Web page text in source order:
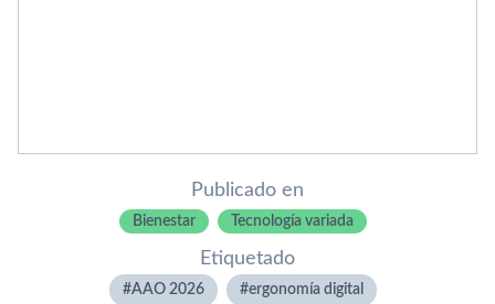
Publicado en
Bienestar Tecnología variada
Etiquetado
AAO 2026 ergonomía digital